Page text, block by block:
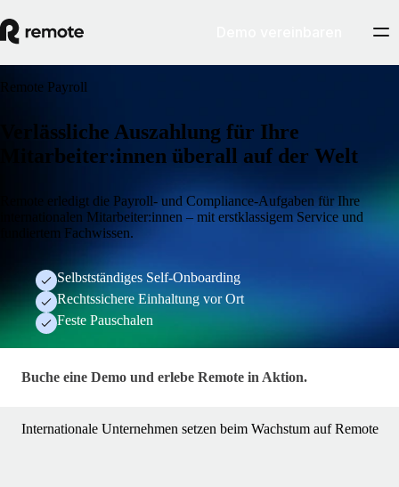
Remote Payroll
Verlässliche Auszahlung für Ihre
Mitarbeiter:innen überall auf der Welt
Remote erledigt die Payroll- und Compliance-Aufgaben für Ihre
internationalen Mitarbeiter:innen – mit erstklassigem Service und
fundiertem Fachwissen.
Selbstständiges Self-Onboarding
Rechtssichere Einhaltung vor Ort
Feste Pauschalen
LP - EOR — Hero Form
Buche eine Demo und erlebe Remote in Aktion.
Internationale Unternehmen setzen beim Wachstum auf Remote